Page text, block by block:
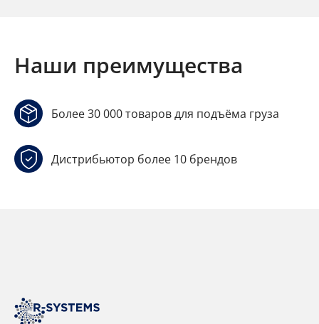
Наши преимущества
Более 30 000 товаров для подъёма груза
Дистрибьютор более 10 брендов